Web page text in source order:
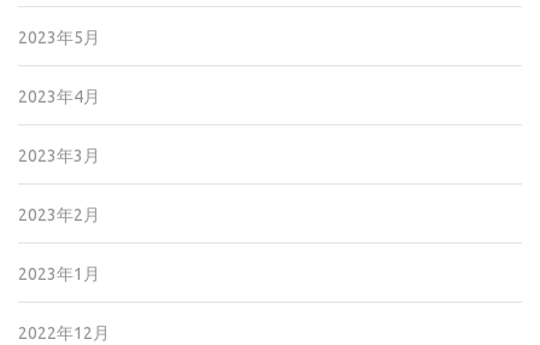
2023年5月
2023年4月
2023年3月
2023年2月
2023年1月
2022年12月